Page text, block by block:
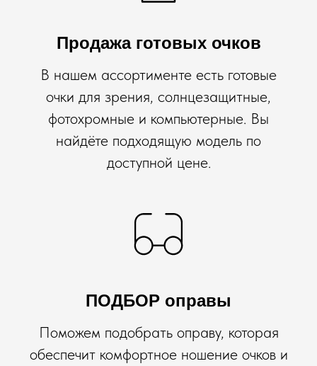
Продажа готовых очков
В нашем ассортименте есть готовые
очки для зрения, солнцезащитные,
фотохромные и компьютерные. Вы
найдёте подходящую модель по
доступной цене.
ПОДБОР оправы
Поможем подобрать оправу, которая
обеспечит комфортное ношение очков и